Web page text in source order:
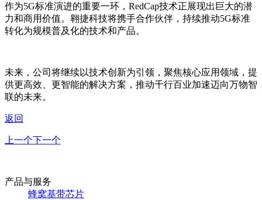
作为5G标准演进的重要一环， RedCap技术正展现出巨大的潜
力和商用价值。翱捷科技将携手合作伙伴，持续推动5G标准
转化为规模普及化的技术和产品。
未来，公司将继续以技术创新为引领，聚焦核心应用领域，提
供更高效、更智能的解决方案，推动千行百业加速迈向万物智
联的未来。
返回
上一个下一个
产品与服务
蜂窝基带芯片